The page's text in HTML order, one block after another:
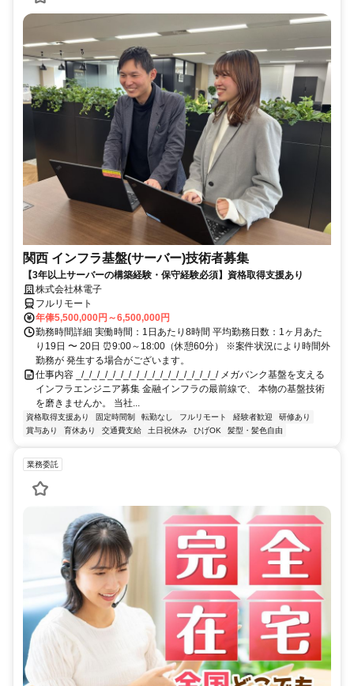
関西 インフラ基盤(サーバー)技術者募集
【3年以上サーバーの構築経験・保守経験必須】資格取得支援あり
株式会社林電子
フルリモート
年俸5,500,000円～6,500,000円
勤務時間詳細 実働時間：1日あたり8時間 平均勤務日数：1ヶ月あた
り19日 〜 20日 ⏰9:00～18:00（休憩60分） ※案件状況により時間外
勤務が 発生する場合がございます。
仕事内容 _/_/_/_/_/_/_/_/_/_/_/_/_/_/_/_/_/_/ メガバンク基盤を支える
インフラエンジニア募集 金融インフラの最前線で、 本物の基盤技術
を磨きませんか。 当社...
資格取得支援あり 固定時間制 転勤なし フルリモート 経験者歓迎
研修あり
賞与あり
育休あり 交通費支給 土日祝休み ひげOK 髪型・髪色自由
業務委託